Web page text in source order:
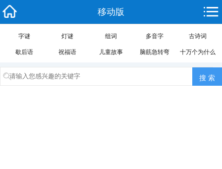
移动版
字谜 灯谜 组词 多音字 古诗词
歇后语 祝福语 儿童故事 脑筋急转弯 十万个为什么